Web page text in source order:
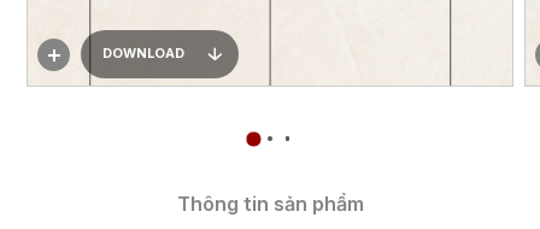
DOWNLOAD
Thông tin sản phẩm